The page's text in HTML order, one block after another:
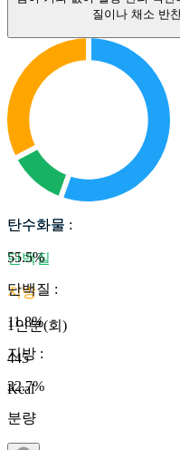
질이나 채소 반
탄수화물
단백질
지방
1인분(회)
445
Kcal
탄수화물 :
55.5%
단백질 :
11.8%
지방 :
32.7%
분량